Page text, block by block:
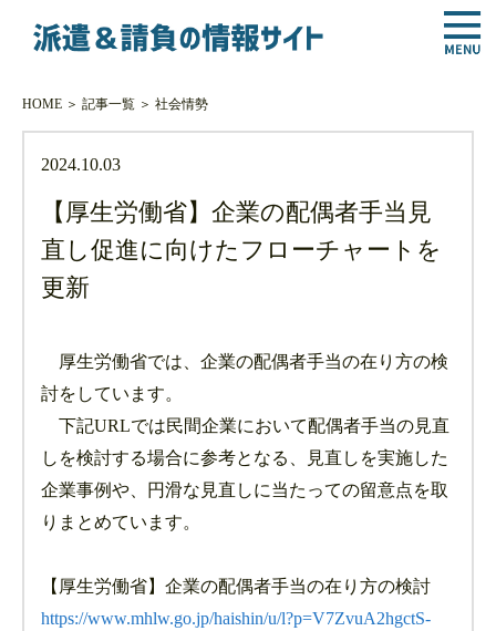
HOME＞ 記事一覧＞ 社会情勢
2024.10.03
【厚生労働省】企業の配偶者手当見
直し促進に向けたフローチャートを
更新
厚生労働省では、企業の配偶者手当の在り方の検
討をしています。
下記URLでは民間企業において配偶者手当の見直
しを検討する場合に参考となる、見直しを実施した
企業事例や、円滑な見直しに当たっての留意点を取
りまとめています。
【厚生労働省】企業の配偶者手当の在り方の検討
https://www.mhlw.go.jp/haishin/u/l?p=V7ZvuA2hgctS-